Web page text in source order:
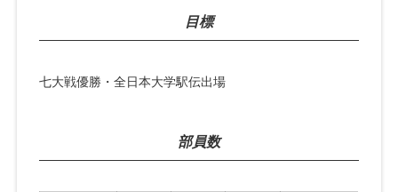
目標
七大戦優勝・全日本大学駅伝出場
部員数